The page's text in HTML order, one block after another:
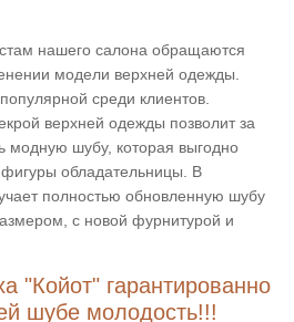
нашего салона обращаются
модели верхней одежды.
среди клиентов.
верхней одежды позволит за
модную шубу, которая выгодно
фигуры обладательницы. В
полностью обновленную шубу
с новой фурнитурой и
"Койот" гарантированно
шубе молодость!!!